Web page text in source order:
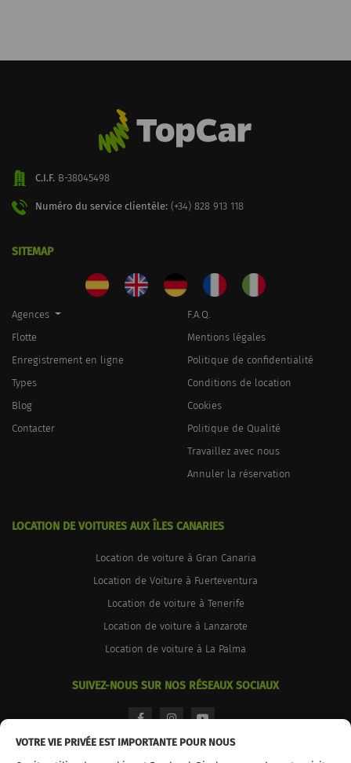
VOTRE VIE PRIVÉE EST IMPORTANTE POUR NOUS
C.I.F. B-38045498
Numéro du service clientèle: (+34) 828 913 118
SITEMAP
Agences
Flotte
Enregistrement en ligne
Types
Blog
Contacter
F.A.Q.
Mentions légales
Politique de confidentialité
Conditions de location
Cookies
Politique de Qualité
Travaillez avec nous
Annuler la réservation
LOCATION DE VOITURES AUX ÎLES CANARIES
Location de voiture à Gran Canaria
Location de Voiture à Fuerteventura
Location de voiture à Tenerife
Location de voiture à Lanzarote
Location de voiture à La Palma
SUIVEZ-NOUS SUR NOS RÉSEAUX SOCIAUX
facebookinstagramyoutube